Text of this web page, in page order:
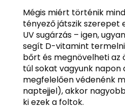
Mégis miért történik
tényező játszik szerepet
UV sugárzás – igen,
segít D-vitamint
bőrt és megnövelheti az
túl sokat vagyunk napon
megfelelően védenénk
naptejjel), akkor
ki ezek a foltok.